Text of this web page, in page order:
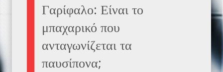
Γαρίφαλο: Είναι το
μπαχαρικό που
ανταγωνίζεται τα
παυσίπονα;